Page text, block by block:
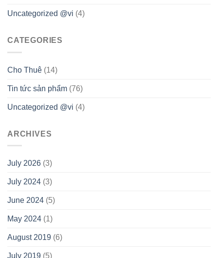
Uncategorized @vi (4)
CATEGORIES
Cho Thuê (14)
Tin tức sản phẩm (76)
Uncategorized @vi (4)
ARCHIVES
July 2026 (3)
July 2024 (3)
June 2024 (5)
May 2024 (1)
August 2019 (6)
July 2019 (5)